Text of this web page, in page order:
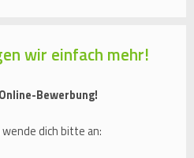
wir einfach mehr!
Bewerbung!
wende dich bitte an: